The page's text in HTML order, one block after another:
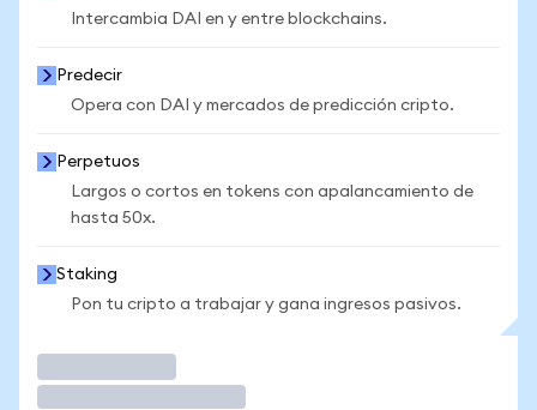
Intercambia DAI en y entre blockchains.
Predecir
Opera con DAI y mercados de predicción cripto.
Perpetuos
Largos o cortos en tokens con apalancamiento de
hasta 50x.
Staking
Pon tu cripto a trabajar y gana ingresos pasivos.